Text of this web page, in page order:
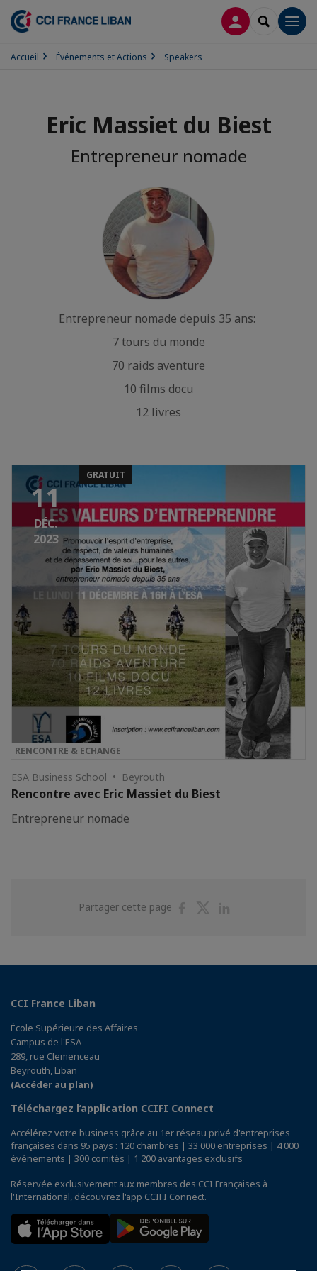
CONNEXION
Accueil Événements et Actions Speakers
Eric Massiet du Biest
Entrepreneur nomade
Entrepreneur nomade depuis 35 ans:
7 tours du monde
70 raids aventure
10 films docu
12 livres
11
DÉC.
2023
GRATUIT
RENCONTRE & ECHANGE
ESA Business School • Beyrouth
Rencontre avec Eric Massiet du Biest
Entrepreneur nomade
Partager cette page
PartagerPartager
CCI France Liban
École Supérieure des Affaires
Campus de l'ESA
289, rue Clemenceau
Beyrouth, Liban
(Accéder au plan)
Téléchargez l’application CCIFI Connect
Accélérez votre business grâce au 1er réseau privé d'entreprises
françaises dans 95 pays : 120 chambres | 33 000 entreprises | 4 000
événements | 300 comités | 1 200 avantages exclusifs
Réservée exclusivement aux membres des CCI Françaises à
l'International, découvrez l'app CCIFI Connect.